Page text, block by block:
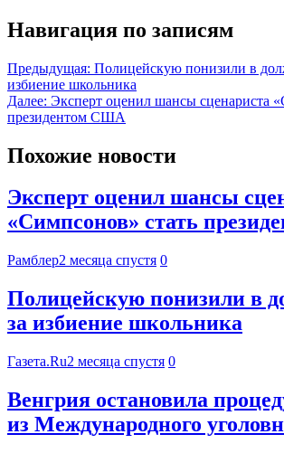
Навигация по записям
Предыдущая: Полицейскую понизили в
избиение школьника
Далее: Эксперт оценил шансы сценариста
президентом США
Похожие новости
Эксперт оценил шансы
«Симпсонов» стать
Рамблер2 месяца спустя 0
Полицейскую понизили в
за избиение школьника
Газета.Ru2 месяца спустя 0
Венгрия остановила
из Международного